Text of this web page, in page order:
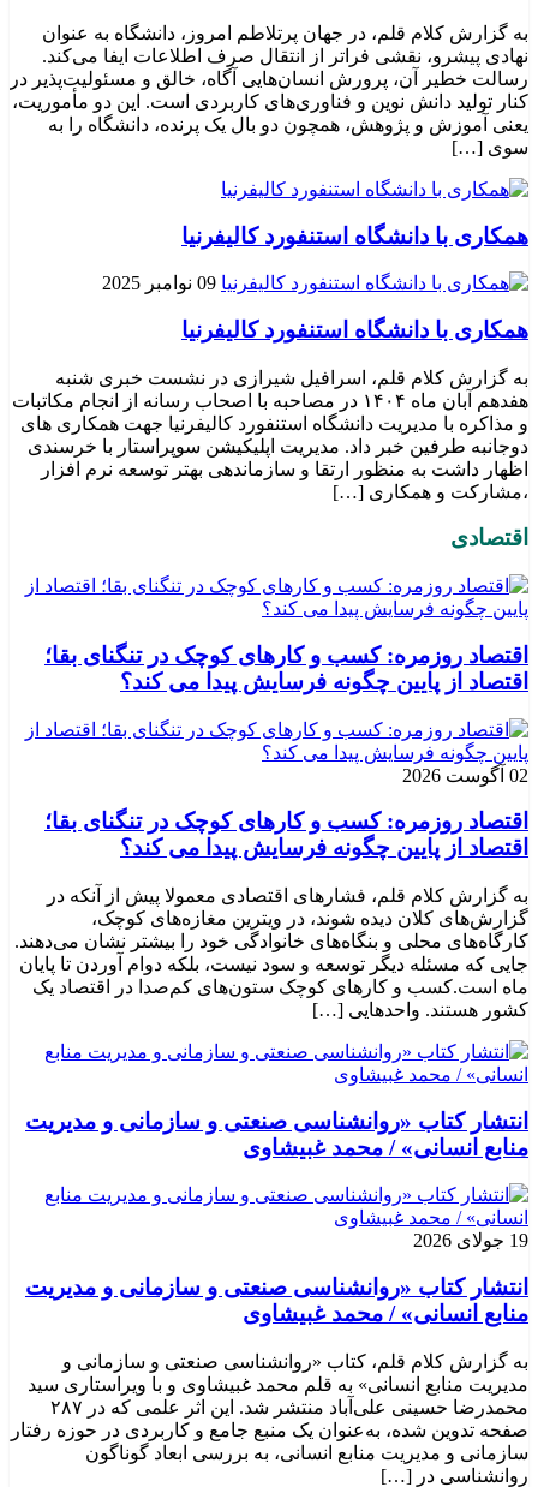
به گزارش کلام قلم، در جهان پرتلاطم امروز، دانشگاه به عنوان
نهادی پیشرو، نقشی فراتر از انتقال صرف اطلاعات ایفا می‌کند.
رسالت خطیر آن، پرورش انسان‌هایی آگاه، خالق و مسئولیت‌پذیر در
کنار تولید دانش نوین و فناوری‌های کاربردی است. این دو مأموریت،
یعنی آموزش و پژوهش، همچون دو بال یک پرنده، دانشگاه را به
سوی […]
همکاری با دانشگاه استنفورد کالیفرنیا
09 نوامبر 2025
همکاری با دانشگاه استنفورد کالیفرنیا
به گزارش کلام قلم، اسرافیل شیرازی در نشست خبری شنبه
هفدهم آبان ماه ۱۴۰۴ در مصاحبه با اصحاب رسانه از انجام مکاتبات
و مذاکره با مدیریت دانشگاه استنفورد کالیفرنیا جهت همکاری های
دوجانبه طرفین خبر داد. مدیریت اپلیکیشن سوپراستار با خرسندی
اظهار داشت به منظور ارتقا و سازماندهی بهتر توسعه نرم افزار
،مشارکت و همکاری […]
اقتصادی
اقتصاد روزمره: کسب‌ و کارهای کوچک در تنگنای بقا؛
اقتصاد از پایین چگونه فرسایش پیدا می کند؟
02 آگوست 2026
اقتصاد روزمره: کسب‌ و کارهای کوچک در تنگنای بقا؛
اقتصاد از پایین چگونه فرسایش پیدا می کند؟
به گزارش کلام قلم، فشارهای اقتصادی معمولا پیش از آنکه در
گزارش‌های کلان دیده شوند، در ویترین مغازه‌های کوچک،
کارگاه‌های محلی و بنگاه‌های خانوادگی خود را بیشتر نشان می‌دهند.
جایی که مسئله دیگر توسعه و سود نیست، بلکه دوام آوردن تا پایان
ماه است.کسب‌ و کارهای کوچک ستون‌های کم‌صدا در اقتصاد یک
کشور هستند. واحدهایی […]
انتشار کتاب «روانشناسی صنعتی و سازمانی و مدیریت
منابع انسانی» / محمد غبیشاوی
19 جولای 2026
انتشار کتاب «روانشناسی صنعتی و سازمانی و مدیریت
منابع انسانی» / محمد غبیشاوی
به گزارش کلام قلم، کتاب «روانشناسی صنعتی و سازمانی و
مدیریت منابع انسانی» به قلم محمد غبیشاوی و با ویراستاری سید
محمدرضا حسینی علی‌آباد منتشر شد. این اثر علمی که در ۲۸۷
صفحه تدوین شده، به‌عنوان یک منبع جامع و کاربردی در حوزه رفتار
سازمانی و مدیریت منابع انسانی، به بررسی ابعاد گوناگون
روانشناسی در […]